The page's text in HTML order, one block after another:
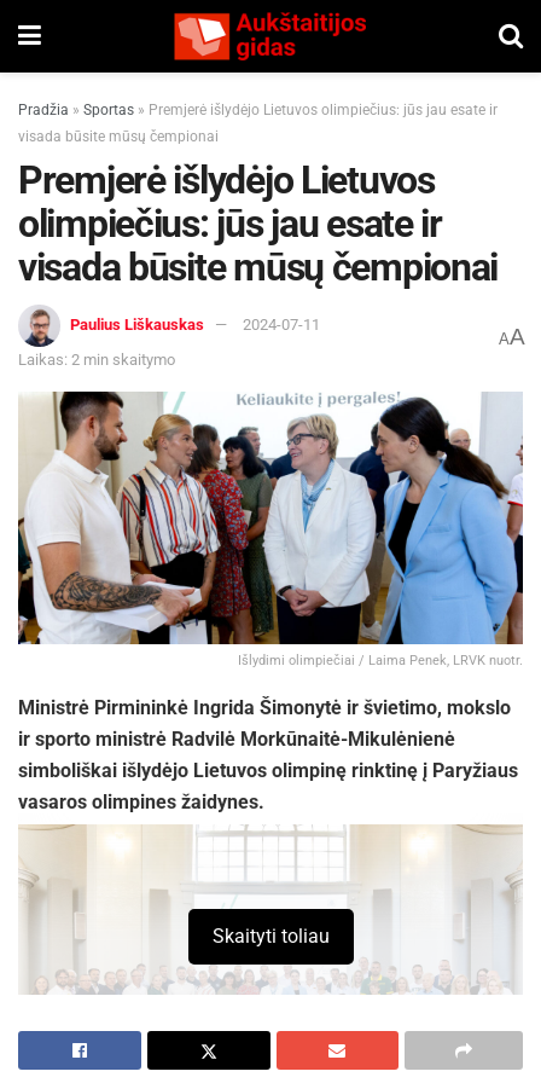
Pradžia » Sportas » Premjerė išlydėjo Lietuvos olimpiečius: jūs jau esate ir
visada būsite mūsų čempionai
Premjerė išlydėjo Lietuvos
olimpiečius: jūs jau esate ir
visada būsite mūsų čempionai
Paulius Liškauskas
2024-07-11
Laikas: 2 min skaitymo
AA
Išlydimi olimpiečiai / Laima Penek, LRVK nuotr.
Ministrė Pirmininkė Ingrida Šimonytė ir švietimo, mokslo
ir sporto ministrė Radvilė Morkūnaitė-Mikulėnienė
simboliškai išlydėjo Lietuvos olimpinę rinktinę į Paryžiaus
vasaros olimpines žaidynes.
Skaityti toliau